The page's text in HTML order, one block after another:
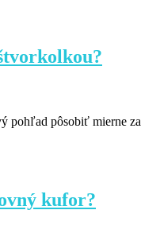
pohľad pôsobiť mierne
kufor?